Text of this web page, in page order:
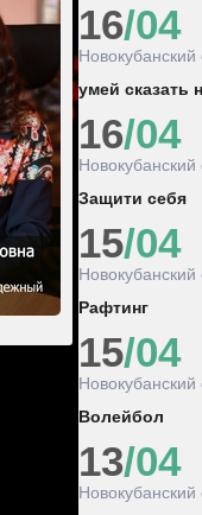
16/04
умей сказать
16/04
Защити себя
15/04
Рафтинг
15/04
Волейбол
13/04